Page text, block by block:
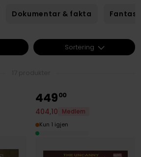
Dokumentar & fakta Fantasy
44900
404,10
Medlem
Kun 1 igjen
Sortering